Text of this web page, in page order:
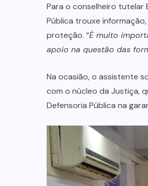
Para o conselheiro tutelar
Pública trouxe
proteção. “É muito
apoio na questão das
Na ocasião, o assistente
com o núcleo da Justiça,
Defensoria Pública na